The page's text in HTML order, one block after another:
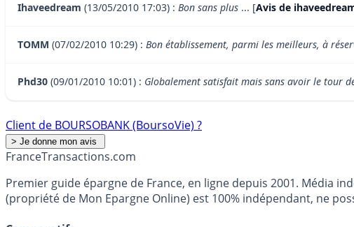
Ihaveedream (13/05/2010 17:03) : Bon sans plus ... [Avis de
TOMM (07/02/2010 10:29) : Bon établissement, parmi les meilleurs, à
Phd30 (09/01/2010 10:01) : Globalement satisfait mais sans avoir le tour
Client de BOURSOBANK (BoursoVie) ?
FranceTransactions.com
Premier guide épargne de France, en ligne depuis 2001. Média
(propriété de Mon Epargne Online) est 100% indépendant, ne